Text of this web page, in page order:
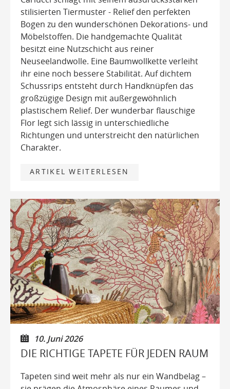
stilisierten Tiermuster - Relief den perfekten
Bogen zu den wunderschönen Dekorations- und
Möbelstoffen. Die handgemachte Qualität
besitzt eine Nutzschicht aus reiner
Neuseelandwolle. Eine Baumwollkette verleiht
ihr eine noch bessere Stabilität. Auf dichtem
Schussrips entsteht durch Handknüpfen das
großzügige Design mit außergewöhnlich
plastischem Relief. Der wunderbar flauschige
Flor legt sich lässig in unterschiedliche
Richtungen und unterstreicht den natürlichen
Charakter.
ARTIKEL WEITERLESEN
10. Juni 2026
DIE RICHTIGE TAPETE FÜR JEDEN RAUM
Tapeten sind weit mehr als nur ein Wandbelag –